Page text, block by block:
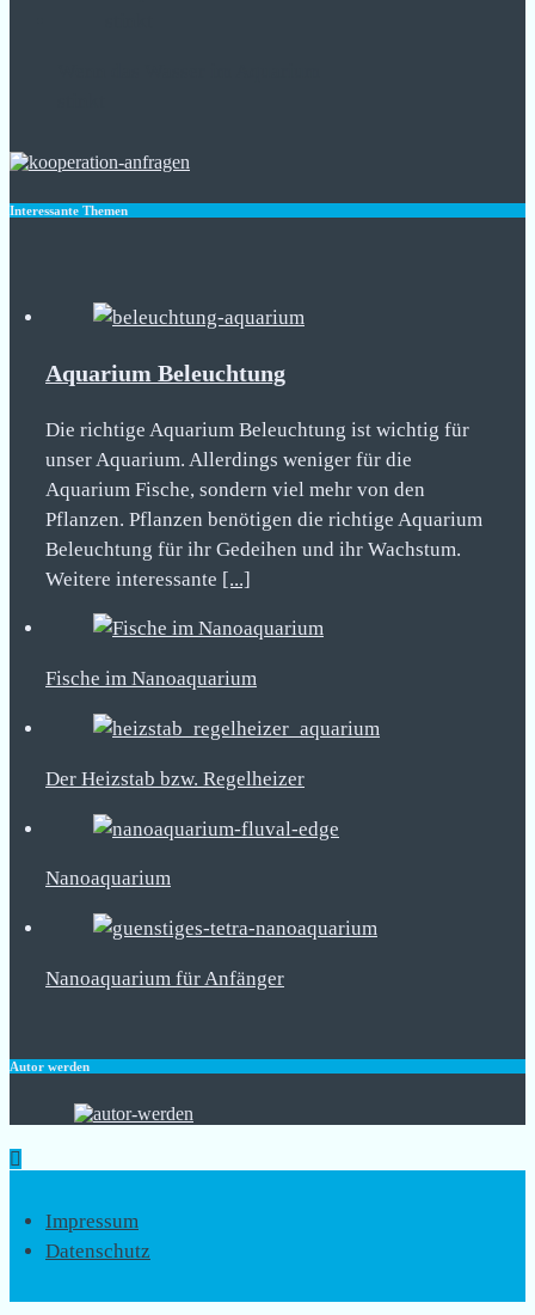
Interessante Themen
Aquarium Beleuchtung
Die richtige Aquarium Beleuchtung ist wichtig für
unser Aquarium. Allerdings weniger für die
Aquarium Fische, sondern viel mehr von den
Pflanzen. Pflanzen benötigen die richtige Aquarium
Beleuchtung für ihr Gedeihen und ihr Wachstum.
Weitere interessante [...]
Fische im Nanoaquarium
Der Heizstab bzw. Regelheizer
Nanoaquarium
Nanoaquarium für Anfänger
Autor werden
Impressum
Datenschutz